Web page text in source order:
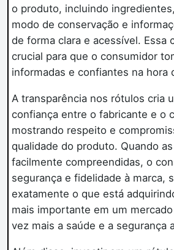
o produto, incluindo
modo de conservação e
de forma clara e acessível. Essa
crucial para que o consumidor
informadas e confiantes na hora
A transparência nos rótulos cria
confiança entre o fabricante e o
mostrando respeito e
qualidade do produto. Quando
facilmente compreendidas, o
segurança e fidelidade à marca,
exatamente o que está
mais importante em um
vez mais a saúde e a segurança